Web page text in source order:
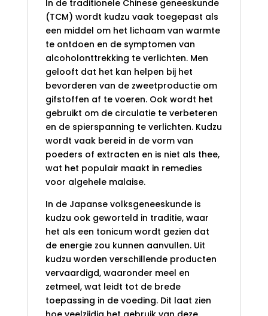
In de traditionele Chinese geneeskunde
(TCM) wordt kudzu vaak toegepast als
een middel om het lichaam van warmte
te ontdoen en de symptomen van
alcoholonttrekking te verlichten. Men
gelooft dat het kan helpen bij het
bevorderen van de zweetproductie om
gifstoffen af te voeren. Ook wordt het
gebruikt om de circulatie te verbeteren
en de spierspanning te verlichten. Kudzu
wordt vaak bereid in de vorm van
poeders of extracten en is niet als thee,
wat het populair maakt in remedies
voor algehele malaise.
In de Japanse volksgeneeskunde is
kudzu ook geworteld in traditie, waar
het als een tonicum wordt gezien dat
de energie zou kunnen aanvullen. Uit
kudzu worden verschillende producten
vervaardigd, waaronder meel en
zetmeel, wat leidt tot de brede
toepassing in de voeding. Dit laat zien